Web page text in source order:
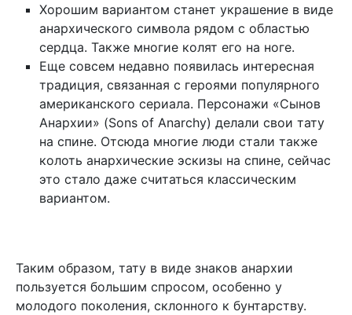
Хорошим вариантом станет украшение в виде
анархического символа рядом с областью
сердца. Также многие колят его на ноге.
Еще совсем недавно появилась интересная
традиция, связанная с героями популярного
американского сериала. Персонажи «Сынов
Анархии» (Sons of Anarchy) делали свои тату
на спине. Отсюда многие люди стали также
колоть анархические эскизы на спине, сейчас
это стало даже считаться классическим
вариантом.
Таким образом, тату в виде знаков анархии
пользуется большим спросом, особенно у
молодого поколения, склонного к бунтарству.